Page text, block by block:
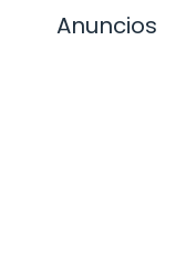
Anuncios